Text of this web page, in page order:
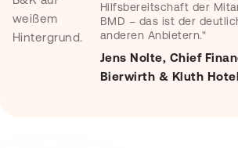
Hilfsbereitschaft der
BMD – das ist der
anderen Anbietern."
Jens Nolte, Chief
Bierwirth & Kluth